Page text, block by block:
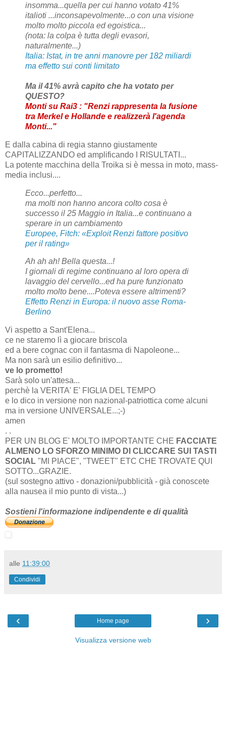
insomma...quella per cui hanno votato 41%
italioti ...inconsapevolmente...o con una visione
molto molto piccola ed egoistica...
(nota: la colpa è tutta degli evasori,
naturalmente...)
Italia: Istat, in tre anni manovre per 182 miliardi
ma effetto sui conti limitato
Ma il 41% avrà capito che ha votato per
QUESTO?
Monti su Rai3 : "Renzi rappresenta la fusione
tra Merkel e Hollande e realizzerà l'agenda
Monti..."
E dalla cabina di regia stanno giustamente
CAPITALIZZANDO ed amplificando I RISULTATI...
La potente macchina della Troika si è messa in moto, mass-
media inclusi....
Ecco...perfetto...
ma molti non hanno ancora colto cosa è
successo il 25 Maggio in Italia...e continuano a
sperare in un cambiamento
Europee, Fitch: «Exploit Renzi fattore positivo
per il rating»
Ah ah ah! Bella questa...!
I giornali di regime continuano al loro opera di
lavaggio del cervello...ed ha pure funzionato
molto molto bene....Poteva essere altrimenti?
Effetto Renzi in Europa: il nuovo asse Roma-
Berlino
Vi aspetto a Sant'Elena...
ce ne staremo lì a giocare briscola
ed a bere cognac con il fantasma di Napoleone...
Ma non sarà un esilio definitivo...
ve lo prometto!
Sarà solo un'attesa...
perchè la VERITA' E' FIGLIA DEL TEMPO
e lo dico in versione non nazional-patriottica come alcuni
ma in versione UNIVERSALE...;-)
amen
. .
PER UN BLOG E' MOLTO IMPORTANTE CHE FACCIATE
ALMENO LO SFORZO MINIMO DI CLICCARE SUI TASTI
SOCIAL "MI PIACE", "TWEET" ETC CHE TROVATE QUI
SOTTO...GRAZIE.
(sul sostegno attivo - donazioni/pubblicità - già conoscete
alla nausea il mio punto di vista...)
Sostieni l'informazione indipendente e di qualità
alle 11:39:00
Condividi
‹ ›
Home page
Visualizza versione web